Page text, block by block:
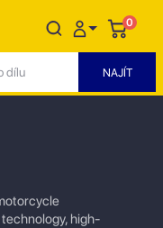
0
high-